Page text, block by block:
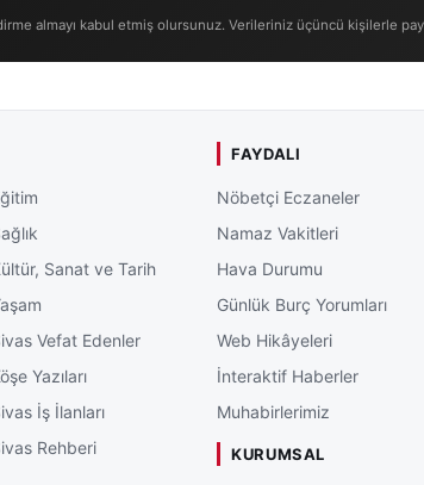
almayı kabul etmiş olursunuz. Verileriniz üçüncü kişilerle
Sanat ve Tarih
Vefat Edenler
Yazıları
İş İlanları
Rehberi
FAYDALI
Nöbetçi Eczaneler
Namaz Vakitleri
Hava Durumu
Günlük Burç Yorumları
Web Hikâyeleri
İnteraktif Haberler
Muhabirlerimiz
KURUMSAL